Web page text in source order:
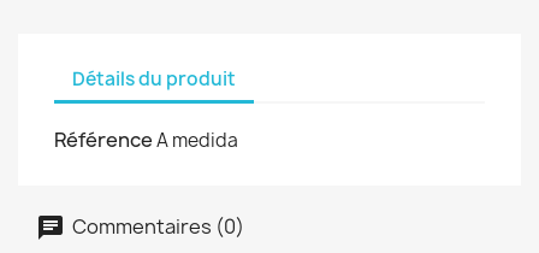
Détails du produit
RéférenceA medida
Commentaires (0)